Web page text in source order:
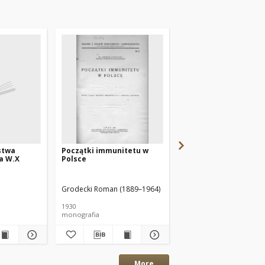
W.X
Początki immunitetu w
Polsce
Grodecki Roman (1889–1964)
1930
monografia